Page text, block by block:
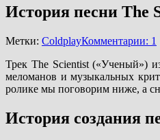
История песни The
Метки: ColdplayКомментарии: 1
Трек The Scientist («Ученый»)
меломанов и музыкальных
ролике мы поговорим ниже, а
История создания